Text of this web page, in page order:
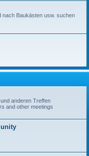
nach Baukästen usw. suchen
anderen Treffen
and other meetings